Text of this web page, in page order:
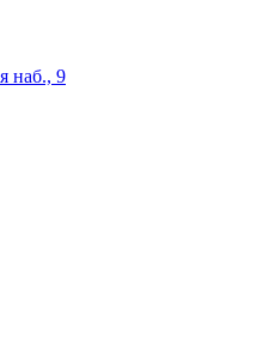
наб., 9